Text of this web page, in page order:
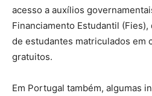
acesso a auxílios
Financiamento Estudantil
de estudantes matriculados em
gratuitos.
Em Portugal também, algumas